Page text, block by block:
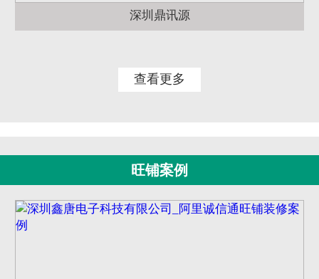
深圳鼎讯源
查看更多
旺铺案例